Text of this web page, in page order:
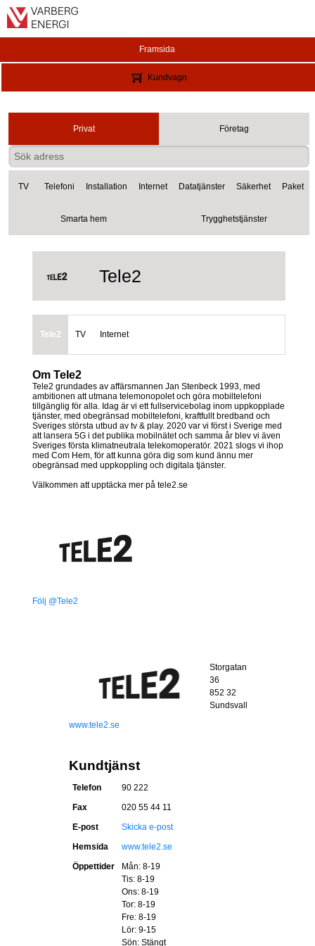
Framsida
Kundvagn
Privat Företag
TV Telefoni Installation Internet Datatjänster Säkerhet Paket
Smarta hem Trygghetstjänster
Tele2
Tele2 TV Internet
Om Tele2
Tele2 grundades av affärsmannen Jan Stenbeck 1993, med
ambitionen att utmana telemonopolet och göra mobiltelefoni
tillgänglig för alla. Idag är vi ett fullservicebolag inom uppkopplade
tjänster, med obegränsad mobiltelefoni, kraftfullt bredband och
Sveriges största utbud av tv & play. 2020 var vi först i Sverige med
att lansera 5G i det publika mobilnätet och samma år blev vi även
Sveriges första klimatneutrala telekomoperatör. 2021 slogs vi ihop
med Com Hem, för att kunna göra dig som kund ännu mer
obegränsad med uppkoppling och digitala tjänster.
Välkommen att upptäcka mer på tele2.se
Följ @Tele2
Storgatan
36
852 32
Sundsvall
www.tele2.se
Kundtjänst
Telefon
90 222
Fax
020 55 44 11
E-post
Skicka e-post
Hemsida
www.tele2.se
Öppettider
Mån: 8-19
Tis: 8-19
Ons: 8-19
Tor: 8-19
Fre: 8-19
Lör: 9-15
Sön: Stängt